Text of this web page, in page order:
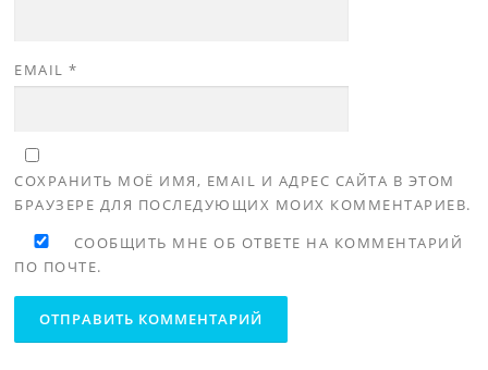
EMAIL*
СОХРАНИТЬ МОЁ ИМЯ, EMAIL И АДРЕС САЙТА В ЭТОМ
БРАУЗЕРЕ ДЛЯ ПОСЛЕДУЮЩИХ МОИХ КОММЕНТАРИЕВ.
СООБЩИТЬ МНЕ ОБ ОТВЕТЕ НА КОММЕНТАРИЙ
ПО ПОЧТЕ.